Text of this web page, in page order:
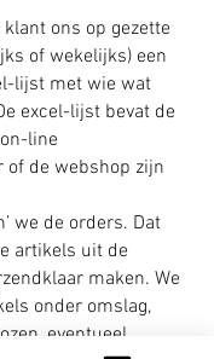
ons op gezette
of wekelijks) een
lijst met wie wat
excel-lijst bevat de
line
of de webshop zijn
we de orders. Dat
artikels uit de
maken. We
onder omslag,
eventueel